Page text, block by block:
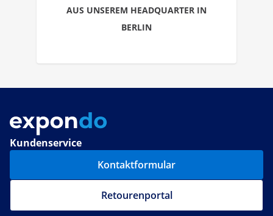
AUS UNSEREM HEADQUARTER IN
BERLIN
Kundenservice
Kontaktformular
Retourenportal